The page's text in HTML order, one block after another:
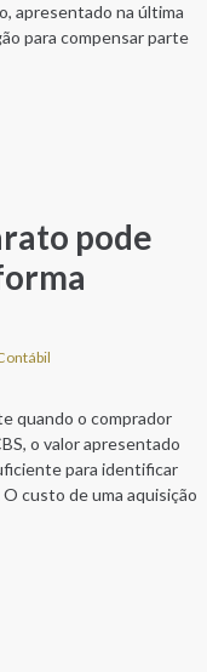
apresentado na última
para compensar parte
pode
quando o comprador
o valor apresentado
para identificar
custo de uma aquisição